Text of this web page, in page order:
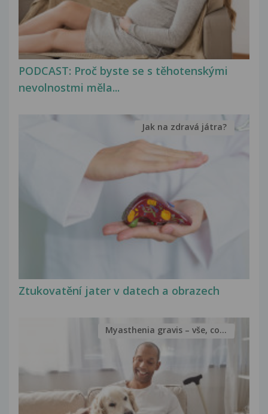
PODCAST: Proč byste se s těhotenskými
nevolnostmi měla...
Ztukovatění jater v datech a obrazech
Jak na zdravá játra?
Myasthenia gravis – vše, co...